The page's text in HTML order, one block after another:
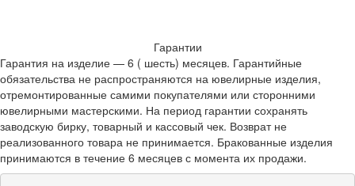
Гарантии
Гарантия на изделие — 6 ( шесть) месяцев. Гарантийные
обязательства не распространяются на ювелирные изделия,
отремонтированные самими покупателями или сторонними
ювелирными мастерскими. На период гарантии сохранять
заводскую бирку, товарный и кассовый чек. Возврат не
реализованного товара не принимается. Бракованные изделия
принимаются в течение 6 месяцев с момента их продажи.